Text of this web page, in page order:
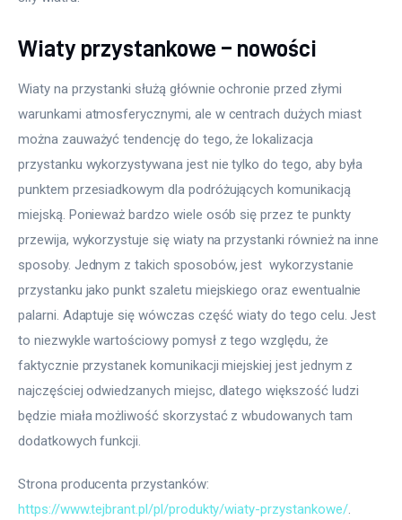
Wiaty przystankowe – nowości
Wiaty na przystanki służą głównie ochronie przed złymi
warunkami atmosferycznymi, ale w centrach dużych miast
można zauważyć tendencję do tego, że lokalizacja
przystanku wykorzystywana jest nie tylko do tego, aby była
punktem przesiadkowym dla podróżujących komunikacją
miejską. Ponieważ bardzo wiele osób się przez te punkty
przewija, wykorzystuje się wiaty na przystanki również na inne
sposoby. Jednym z takich sposobów, jest  wykorzystanie
przystanku jako punkt szaletu miejskiego oraz ewentualnie
palarni. Adaptuje się wówczas część wiaty do tego celu. Jest
to niezwykle wartościowy pomysł z tego względu, że
faktycznie przystanek komunikacji miejskiej jest jednym z
najczęściej odwiedzanych miejsc, dlatego większość ludzi
będzie miała możliwość skorzystać z wbudowanych tam
dodatkowych funkcji.
Strona producenta przystanków:
https://www.tejbrant.pl/pl/produkty/wiaty-przystankowe/.